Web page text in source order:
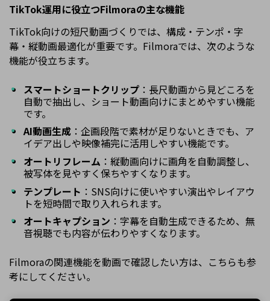
TikTok運用に役立つFilmoraの主な機能
TikTok向けの短尺動画づくりでは、構成・テンポ・字
幕・縦動画最適化が重要です。Filmoraでは、次のような
機能が役立ちます。
スマートショートクリップ ：長尺動画から見どころを
自動で抽出し、ショート動画向けにまとめやすい機能
です。
AI動画生成 ：企画段階で素材が足りないときでも、ア
イデア出しや映像補完に活用しやすい機能です。
オートリフレーム ：縦動画向けに画角を自動調整し、
被写体を見やすく保ちやすくなります。
テンプレート ：SNS向けに使いやすい演出やレイアウ
トを短時間で取り入れられます。
オートキャプション ：字幕を自動生成できるため、無
音視聴でも内容が伝わりやすくなります。
Filmoraの関連機能を動画で確認したい方は、こちらも参
考にしてください。